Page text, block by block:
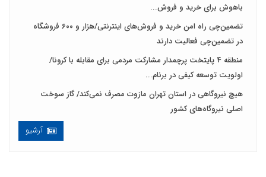
باهوش برای خرید و فروش‌...
تضمین‌چی راه امن خرید و فروش‌های اینترنتی/هزار و ۶۰۰ فروشگاه
در تضمین‌چی فعالیت دارند
منطقه 4 پایتخت پرچمدار مشارکت مردمی برای مقابله با کرونا/
اولویت توسعه کیفی در برنام...
هیچ نیروگاهی در استان تهران مازوت مصرف نمی‌کند/ گاز سوخت
اصلی نیروگاه‌های کشور
آرشیو